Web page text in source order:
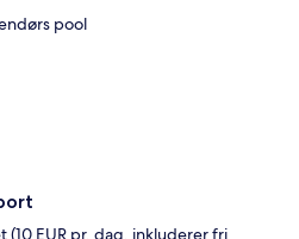
pool
(10 EUR pr. dag, inkluderer fri